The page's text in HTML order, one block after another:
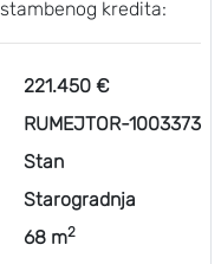
kredita:
221.450 €
RUMEJTOR-1003373
Stan
Starogradnja
68 m2